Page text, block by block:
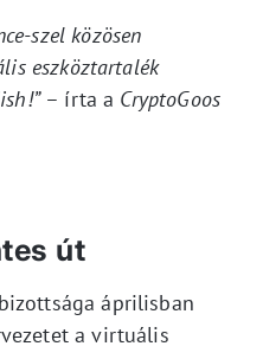
szel közösen
eszköztartalék
– írta a CryptoGoos
út
áprilisban
a virtuális